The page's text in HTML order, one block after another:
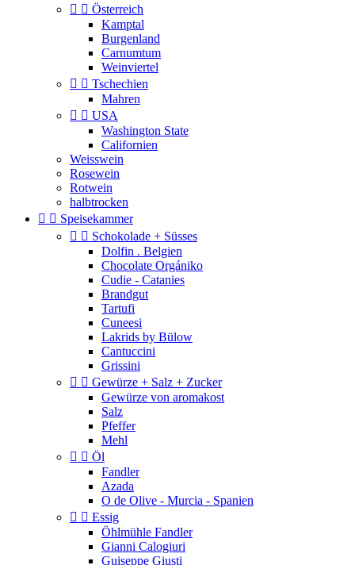
  Österreich
Kamptal
Burgenland
Carnumtum
Weinviertel
  Tschechien
Mahren
  USA
Washington State
Californien
Weisswein
Rosewein
Rotwein
halbtrocken
  Speisekammer
  Schokolade + Süsses
Dolfin . Belgien
Chocolate Orgániko
Cudie - Catanies
Brandgut
Tartufi
Cuneesi
Lakrids by Bülow
Cantuccini
Grissini
  Gewürze + Salz + Zucker
Gewürze von aromakost
Salz
Pfeffer
Mehl
  Öl
Fandler
Azada
O de Olive - Murcia - Spanien
  Essig
Öhlmühle Fandler
Gianni Calogiuri
Guiseppe Giusti